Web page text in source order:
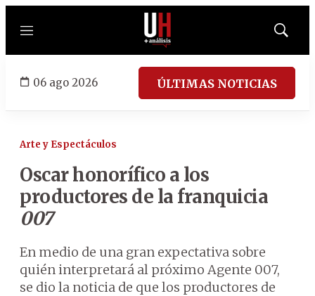
Menú
Mostrar
06 ago 2026 ÚLTIMAS NOTICIAS
Arte y Espectáculos
Oscar honorífico a los
productores de la franquicia
007
En medio de una gran expectativa sobre
quién interpretará al próximo Agente 007,
se dio la noticia de que los productores de